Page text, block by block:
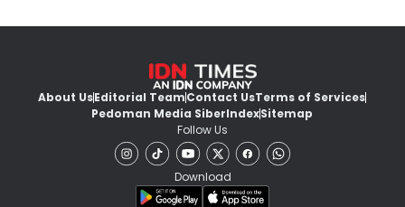
About UsEditorial TeamContact UsTerms of Services
Pedoman Media SiberIndexSitemap
Follow Us
Download